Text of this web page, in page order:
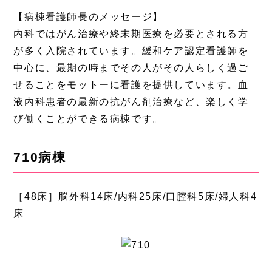
【病棟看護師長のメッセージ】
内科ではがん治療や終末期医療を必要とされる方
が多く入院されています。緩和ケア認定看護師を
中心に、最期の時までその人がその人らしく過ご
せることをモットーに看護を提供しています。血
液内科患者の最新の抗がん剤治療など、楽しく学
び働くことができる病棟です。
710病棟
［48床］脳外科14床/内科25床/口腔科5床/婦人科4
床